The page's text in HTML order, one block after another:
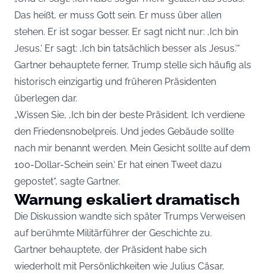
Das heißt, er muss Gott sein. Er muss über allen
stehen. Er ist sogar besser. Er sagt nicht nur: ‚Ich bin
Jesus.‘ Er sagt: ‚Ich bin tatsächlich besser als Jesus.‘“
Gartner behauptete ferner, Trump stelle sich häufig als
historisch einzigartig und früheren Präsidenten
überlegen dar.
„Wissen Sie, ‚Ich bin der beste Präsident. Ich verdiene
den Friedensnobelpreis. Und jedes Gebäude sollte
nach mir benannt werden. Mein Gesicht sollte auf dem
100-Dollar-Schein sein.‘ Er hat einen Tweet dazu
gepostet“, sagte Gartner.
Warnung eskaliert dramatisch
Die Diskussion wandte sich später Trumps Verweisen
auf berühmte Militärführer der Geschichte zu.
Gartner behauptete, der Präsident habe sich
wiederholt mit Persönlichkeiten wie Julius Cäsar,